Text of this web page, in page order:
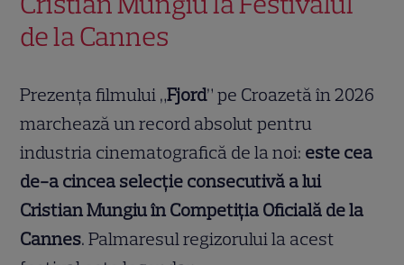
de la Cannes
Prezența filmului „Fjord” pe Croazetă în 2026
marchează un record absolut pentru
industria cinematografică de la noi: este cea
de-a cincea selecție consecutivă a lui
Cristian Mungiu în Competiția Oficială de la
Cannes. Palmaresul regizorului la acest